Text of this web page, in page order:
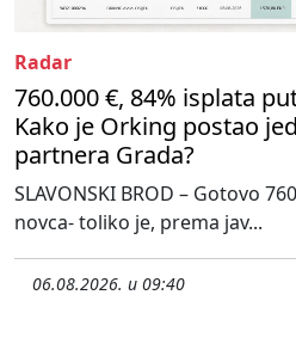
Radar
760.000 €, 84% isplata
Kako je Orking postao
partnera Grada?
SLAVONSKI BROD – Gotovo
novca- toliko je, prema jav...
06.08.2026. u 09:40